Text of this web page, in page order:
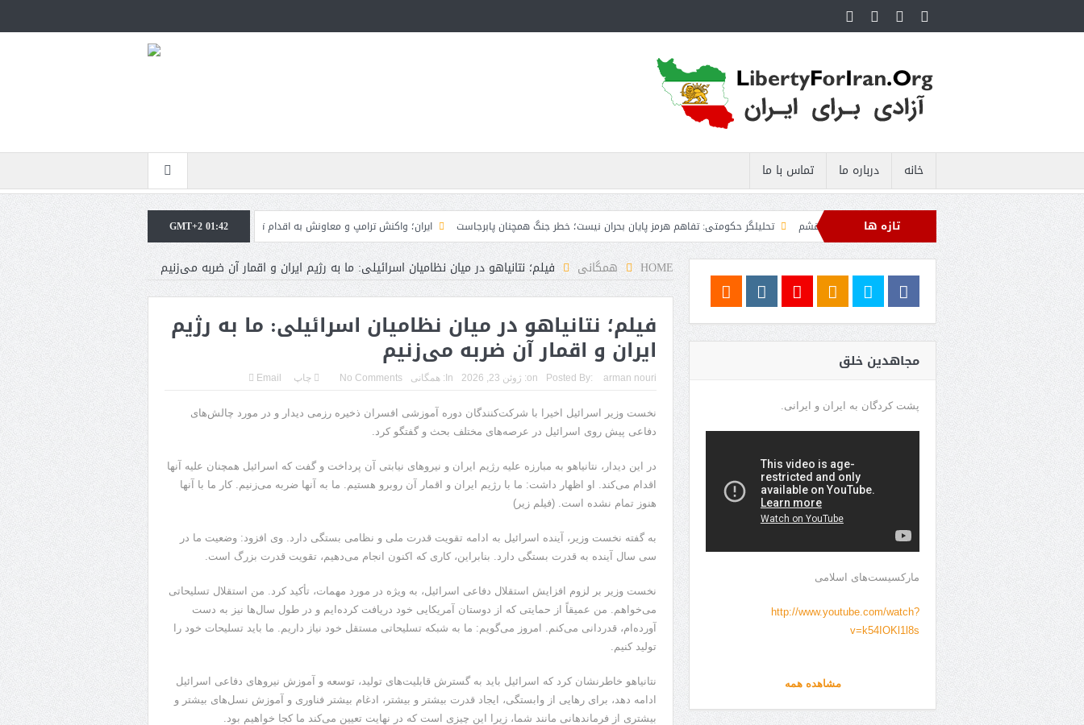
خانه درباره ما تماس با ما
تازه ها
رهگیری اهداف متخاصم در نزدیکی جزیره قشم تحلیلگر حکومتی: تفاهم هرمز پایان بحران نیست؛ خطر جنگ همچنان پابرجاست ایران؛ واکنش ترامپ و معاونش به اقدام تفرقه‌افکنان/سفر ژنرال منیر به عربستان
مقاله: اپوزیسیون بی‌راه‌حل؛
به اعمال محاصره علیه رژیم ایران ادامه می‌دهیم
GMT+2 01:42
HOME همگانی فیلم؛ نتانیاهو در میان نظامیان اسرائیلی: ما به رژیم ایران و اقمار آن ضربه می‌زنیم
فیلم؛ نتانیاهو در میان نظامیان اسرائیلی: ما به رژیم
ایران و اقمار آن ضربه می‌زنیم
Posted By: arman nouri
on: ژوئن 23, 2026 In: همگانی No Comments چاپ Email
نخست وزیر اسرائیل اخیرا با شرکت‌کنندگان دوره آموزشی افسران ذخیره رزمی دیدار و در مورد چالش‌های
دفاعی پیش روی اسرائیل در عرصه‌های مختلف بحث و گفتگو کرد.
در این دیدار، نتانیاهو به مبارزه علیه رژیم ایران و نیروهای نیابتی آن پرداخت و گفت که اسرائیل همچنان علیه آنها
اقدام می‌کند. او اظهار داشت: ما با رژیم ایران و اقمار آن روبرو هستیم. ما به آنها ضربه می‌زنیم. کار ما با آنها
هنوز تمام نشده است. (فیلم زیر)
به گفته نخست وزیر، آینده اسرائیل به ادامه تقویت قدرت ملی و نظامی بستگی دارد. وی افزود: وضعیت ما در
سی سال آینده به قدرت بستگی دارد. بنابراین، کاری که اکنون انجام می‌دهیم، تقویت قدرت بزرگ است.
نخست وزیر بر لزوم افزایش استقلال دفاعی اسرائیل، به ویژه در مورد مهمات، تأکید کرد. من استقلال تسلیحاتی
می‌خواهم. من عمیقاً از حمایتی که از دوستان آمریکایی خود دریافت کرده‌ایم و در طول سال‌ها نیز به دست
آورده‌ام، قدردانی می‌کنم. امروز می‌گویم: ما به شبکه تسلیحاتی مستقل خود نیاز داریم. ما باید تسلیحات خود را
تولید کنیم.
نتانیاهو خاطرنشان کرد که اسرائیل باید به گسترش قابلیت‌های تولید، توسعه و آموزش نیروهای دفاعی اسرائیل
ادامه دهد، برای رهایی از وابستگی، ایجاد قدرت بیشتر و بیشتر، ادغام بیشتر فناوری و آموزش نسل‌های بیشتر و
بیشتری از فرماندهانی مانند شما، زیرا این چیزی است که در نهایت تعیین می‌کند ما کجا خواهیم بود.
مجاهدین خلق
پشت کردگان به ایران و ایرانی.
مارکسیست‌های اسلامی
http://www.youtube.com/watch?
v=k54IOKl1l8s
مشاهده همه